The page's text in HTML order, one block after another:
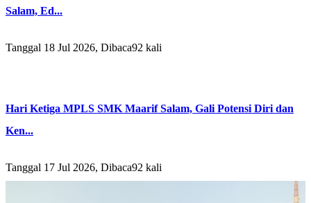
Salam, Ed...
Tanggal 18 Jul 2026, Dibaca92 kali
Hari Ketiga MPLS SMK Maarif Salam, Gali Potensi Diri dan
Ken...
Tanggal 17 Jul 2026, Dibaca92 kali